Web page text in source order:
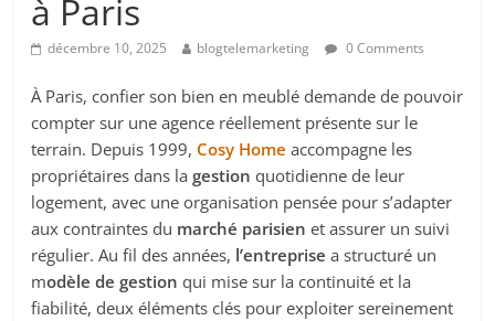
à Paris
décembre 10, 2025 blogtelemarketing 0 Comments
À Paris, confier son bien en meublé demande de pouvoir
compter sur une agence réellement présente sur le
terrain. Depuis 1999, Cosy Home accompagne les
propriétaires dans lagestion quotidienne de leur
logement, avec une organisation pensée pour s’adapter
aux contraintes du marché parisien et assurer un suivi
régulier. Au fil des années, l’entreprise a structuré un
modèle de gestion qui mise sur la continuité et la
fiabilité, deux éléments clés pour exploiter sereinement